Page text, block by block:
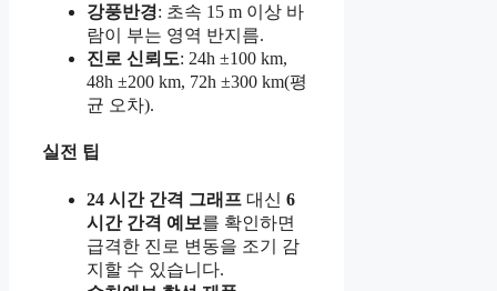
강풍반경: 초속 15 m 이상 바
람이 부는 영역 반지름.
진로 신뢰도: 24h ±100 km,
48h ±200 km, 72h ±300 km(평
균 오차).
실전 팁
24 시간 간격 그래프 대신 6
시간 간격 예보를 확인하면
급격한 진로 변동을 조기 감
지할 수 있습니다.